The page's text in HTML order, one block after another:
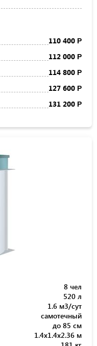
110 400 Р
112 000 Р
114 800 Р
127 600 Р
131 200 Р
8 чел
520 л
1.6 м3/сут
самотечный
до 85 см
1.4x1.4x2.36 м